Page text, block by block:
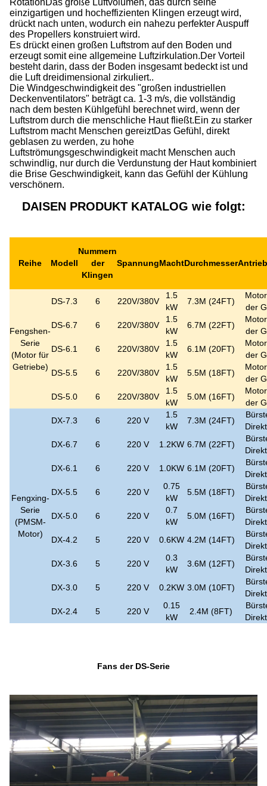
RotationDas große Luftvolumen, das durch seine
einzigartigen und hocheffizienten Klingen erzeugt wird,
drückt nach unten, wodurch ein nahezu perfekter Auspuff
des Propellers konstruiert wird.
Es drückt einen großen Luftstrom auf den Boden und
erzeugt somit eine allgemeine Luftzirkulation.Der Vorteil
besteht darin, dass der Boden insgesamt bedeckt ist und
die Luft dreidimensional zirkuliert..
Die Windgeschwindigkeit des "großen industriellen
Deckenventilators" beträgt ca. 1-3 m/s, die vollständig
nach dem besten Kühlgefühl berechnet wird, wenn der
Luftstrom durch die menschliche Haut fließt.Ein zu starker
Luftstrom macht Menschen gereiztDas Gefühl, direkt
geblasen zu werden, zu hohe
Luftströmungsgeschwindigkeit macht Menschen auch
schwindlig, nur durch die Verdunstung der Haut kombiniert
die Brise Geschwindigkeit, kann das Gefühl der Kühlung
verschönern.
DAISEN PRODUKT KATALOG wie folgt:
Reihe Modell
Nummern
der
Klingen
SpannungMachtDurchmesser
Fengshen-
Serie
(Motor für
Getriebe)
DS-7.3 6 220V/380V
1.5
kW
7.3M (24FT)
der
DS-6.7
6 220V/380V
1.5
kW
6.7M (22FT)
der
DS-6.1
6 220V/380V
1.5
kW
6.1M (20FT)
der
DS-5.5
6 220V/380V
1.5
kW
5.5M (18FT)
der
DS-5.0
6 220V/380V
1.5
kW
5.0M (16FT)
der
Fengxing-
Serie
(PMSM-
Motor)
DX-7.3 6 220 V
1.5
kW
7.3M (24FT)
DX-6.7
6 220 V 1.2KW 6.7M (22FT)
DX-6.1
6 220 V 1.0KW 6.1M (20FT)
DX-5.5
6 220 V
0.75
kW
5.5M (18FT)
DX-5.0
6 220 V
0.7
kW
5.0M (16FT)
DX-4.2
5 220 V 0.6KW 4.2M (14FT)
DX-3.6
5 220 V
0.3
kW
3.6M (12FT)
DX-3.0
5 220 V 0.2KW 3.0M (10FT)
DX-2.4
5 220 V
0.15
kW
2.4M (8FT)
Fans der DS-Serie